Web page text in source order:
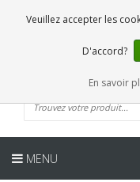
FR
MENU
Veuillez accepter les
D'accord?
En savoir